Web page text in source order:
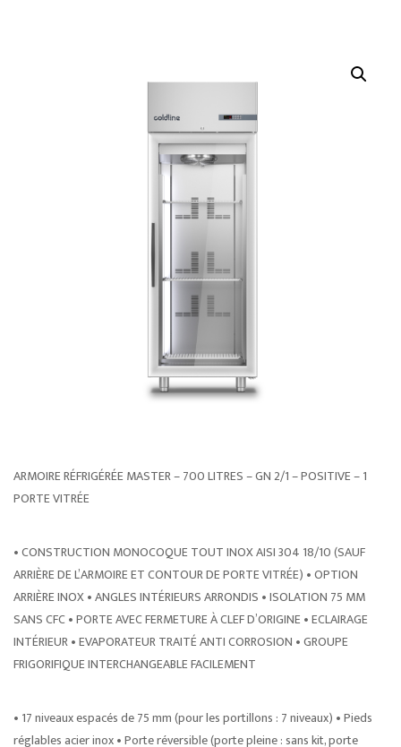
ARMOIRE RÉFRIGÉRÉE MASTER – 700 LITRES – GN 2/1 – POSITIVE – 1
PORTE VITRÉE
• CONSTRUCTION MONOCOQUE TOUT INOX AISI 304 18/10 (SAUF
ARRIÈRE DE L’ARMOIRE ET CONTOUR DE PORTE VITRÉE) • OPTION
ARRIÈRE INOX • ANGLES INTÉRIEURS ARRONDIS • ISOLATION 75 MM
SANS CFC • PORTE AVEC FERMETURE À CLEF D’ORIGINE • ECLAIRAGE
INTÉRIEUR • EVAPORATEUR TRAITÉ ANTI CORROSION • GROUPE
FRIGORIFIQUE INTERCHANGEABLE FACILEMENT
• 17 niveaux espacés de 75 mm (pour les portillons : 7 niveaux) • Pieds
réglables acier inox • Porte réversible (porte pleine : sans kit, porte